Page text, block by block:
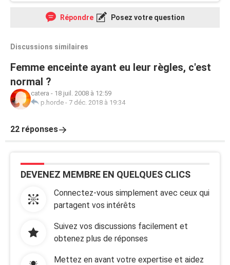
Répondre Posez votre question
Discussions similaires
Femme enceinte ayant eu leur règles, c'est
normal ?
catera - 18 juil. 2008 à 12:59
p.horde - 7 déc. 2018 à 19:34
22 réponses
DEVENEZ MEMBRE EN QUELQUES CLICS
Connectez-vous simplement avec ceux qui
partagent vos intérêts
Suivez vos discussions facilement et
obtenez plus de réponses
Mettez en avant votre expertise et aidez